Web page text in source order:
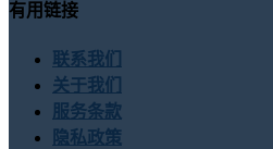
有用链接
联系我们
关于我们
服务条款
隐私政策